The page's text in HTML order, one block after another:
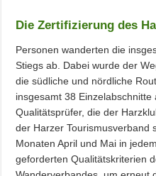
Die Zertifizierung des
Personen wanderten die
Stiegs ab. Dabei wurde der
die südliche und nördliche
insgesamt 38
Qualitätsprüfer, die der
der Harzer Tourismusverband
Monaten April und Mai in
geforderten Qualitätskriterien